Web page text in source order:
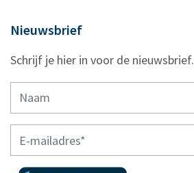
Nieuwsbrief
Schrijf je hier in voor de nieuwsbrief.